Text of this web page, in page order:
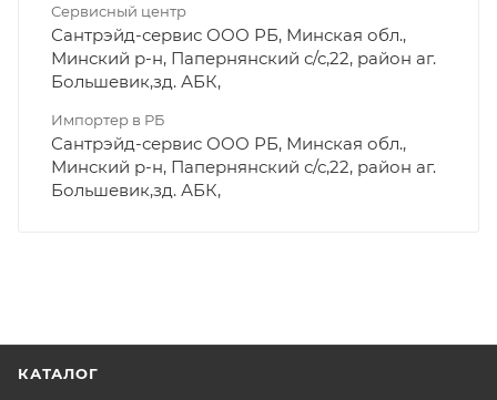
Сервисный центр
Сантрэйд-сервис ООО РБ, Минская обл.,
Минский р-н, Папернянский с/с,22, район аг.
Большевик,зд. АБК,
Импортер в РБ
Сантрэйд-сервис ООО РБ, Минская обл.,
Минский р-н, Папернянский с/с,22, район аг.
Большевик,зд. АБК,
КАТАЛОГ